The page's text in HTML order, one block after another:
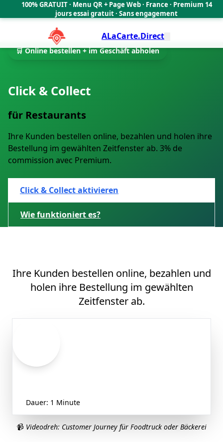
100% GRATUIT · Menu QR + Page Web · France · Premium 14
jours essai gratuit · Sans engagement
ALaCarte.Direct
🛒 Online bestellen + im Geschäft abholen
Click & Collect
für Restaurants
Ihre Kunden bestellen online, bezahlen und holen ihre
Bestellung im gewählten Zeitfenster ab. 3% de
commission avec Premium.
Click & Collect aktivieren
Wie funktioniert es?
Ihre Kunden bestellen online, bezahlen und
holen ihre Bestellung im gewählten
Zeitfenster ab.
Dauer: 1 Minute
📹 Videodreh: Customer Journey für Foodtruck oder Bäckerei